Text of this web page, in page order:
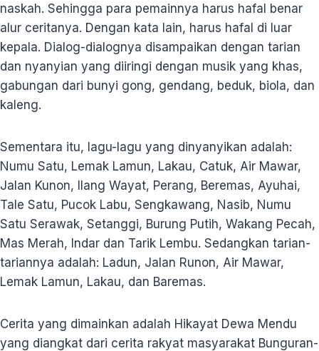
naskah. Sehingga para pemainnya harus hafal benar
alur ceritanya. Dengan kata lain, harus hafal di luar
kepala. Dialog-dialognya disampaikan dengan tarian
dan nyanyian yang diiringi dengan musik yang khas,
gabungan dari bunyi gong, gendang, beduk, biola, dan
kaleng.
Sementara itu, lagu-lagu yang dinyanyikan adalah:
Numu Satu, Lemak Lamun, Lakau, Catuk, Air Mawar,
Jalan Kunon, Ilang Wayat, Perang, Beremas, Ayuhai,
Tale Satu, Pucok Labu, Sengkawang, Nasib, Numu
Satu Serawak, Setanggi, Burung Putih, Wakang Pecah,
Mas Merah, Indar dan Tarik Lembu. Sedangkan tarian-
tariannya adalah: Ladun, Jalan Runon, Air Mawar,
Lemak Lamun, Lakau, dan Baremas.
Cerita yang dimainkan adalah Hikayat Dewa Mendu
yang diangkat dari cerita rakyat masyarakat Bunguran-